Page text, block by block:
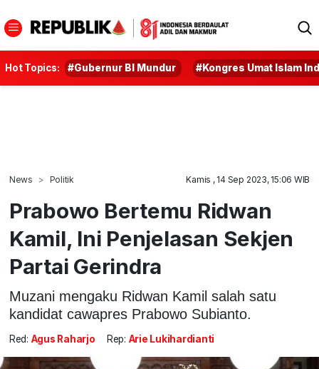
Hot Topics: #Gubernur BI Mundur #Kongres Umat Islam
News Politik Kamis , 14 Sep 2023, 15:06 WIB
Prabowo Bertemu Ridwan
Kamil, Ini Penjelasan Sekjen
Partai Gerindra
Muzani mengaku Ridwan Kamil salah satu
kandidat cawapres Prabowo Subianto.
Red: Agus Raharjo Rep: Arie Lukihardianti